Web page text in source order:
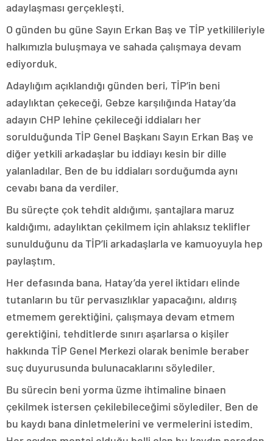
adaylaşması gerçekleşti.
O günden bu güne Sayın Erkan Baş ve TİP yetkilileriyle
halkımızla buluşmaya ve sahada çalışmaya devam
ediyorduk.
Adaylığım açıklandığı günden beri, TİP’in beni
adaylıktan çekeceği, Gebze karşılığında Hatay’da
adayın CHP lehine çekileceği iddiaları her
sorulduğunda TİP Genel Başkanı Sayın Erkan Baş ve
diğer yetkili arkadaşlar bu iddiayı kesin bir dille
yalanladılar. Ben de bu iddiaları sorduğumda aynı
cevabı bana da verdiler.
Bu süreçte çok tehdit aldığımı, şantajlara maruz
kaldığımı, adaylıktan çekilmem için ahlaksız teklifler
sunulduğunu da TİP’li arkadaşlarla ve kamuoyuyla hep
paylaştım.
Her defasında bana, Hatay’da yerel iktidarı elinde
tutanların bu tür pervasızlıklar yapacağını, aldırış
etmemem gerektiğini, çalışmaya devam etmem
gerektiğini, tehditlerde sınırı aşarlarsa o kişiler
hakkında TİP Genel Merkezi olarak benimle beraber
suç duyurusunda bulunacaklarını söylediler.
Bu sürecin beni yorma üzme ihtimaline binaen
çekilmek istersen çekilebileceğimi söylediler. Ben de
bu kaydı bana dinletmelerini ve vermelerini istedim.